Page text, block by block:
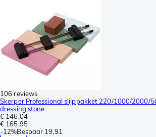
106 reviews
Skerper Professional slijppakket 220/1000/2000/
dressing stone
€ 146,04
€ 165,95
-12%Bespaar 19,91